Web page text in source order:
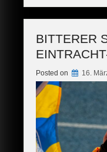
im
BITTERER
Posted on 16.